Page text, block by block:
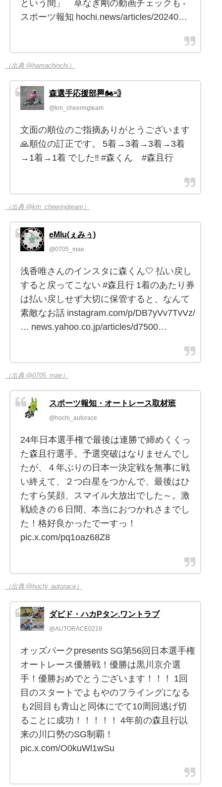
という間」 草なぎ剛の動画チェックも -
スポーツ報知 hochi.news/articles/20240…
（出典 @hamachinchi）
森選手応援部🏁🏍️💨
@km_cheeringteam
文面の順位のご指摘ありがとうございます
🙏順位の訂正です。 5着→3着→3着→3着
→1着→1着 でした‼️ #森くん #森且行
（出典 @km_cheeringteam）
eMIu(ぇみぅ)
@0705_mae
浅香唯さんのインスタに森くん🤍 払い戻し
すると戻ってこない #森且行 1着のあたり券
は払い戻しせず大切に保管すると、なんて
素敵なお話 instagram.com/p/DB7yVv7TvVz/
… news.yahoo.co.jp/articles/d7500…
（出典 @0705_mae）
スポーツ報知・オートレース取材班
@hochi_autorace
24年日本選手権で最後は連勝で締めくくっ
た森且行選手。予選突破はなりませんでし
たが、４年ぶりの日本一決定戦を無事に戦
い終えて、２つ白星をつかんで、最後はひ
たすら笑顔、スマイル大放出でした～。激
戦続きの６日間、本当におつかれさまでし
た！格好良かったでーすっ！
pic.x.com/pq1oaz68Z8
（出典 @hochi_autorace）
ダビド・ハカPタン.ワントラブ
@AUTORACE0219
オッズパークpresents SG第56回日本選手権
オートレース優勝戦！優勝は黒川京介選
手！優勝おめでとうございます！！！ 1回
目のスタートでよもやのフライングになる
も2回目も青山と同体にでて10周回逃げ切
ることに成功！！！！！ 4年前の森且行以
来の川口勢のSG制覇！
pic.x.com/O0kuWl1wSu